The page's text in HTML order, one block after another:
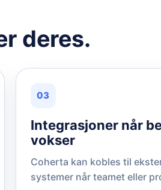
deres.
03
Integrasjoner når
vokser
Coherta kan kobles til
systemer når teamet eller